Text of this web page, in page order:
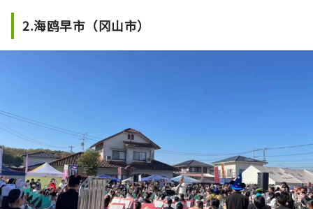
2.海鸥早市（冈山市）